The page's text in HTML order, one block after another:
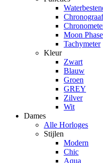
Chronograaf
Moon Phase
Tachymeter
Kleur
Zwart
Blauw
Groen
GREY
Zilver
Wit
Dames
Alle Horloges
Stijlen
Modern
Chic
Aqua